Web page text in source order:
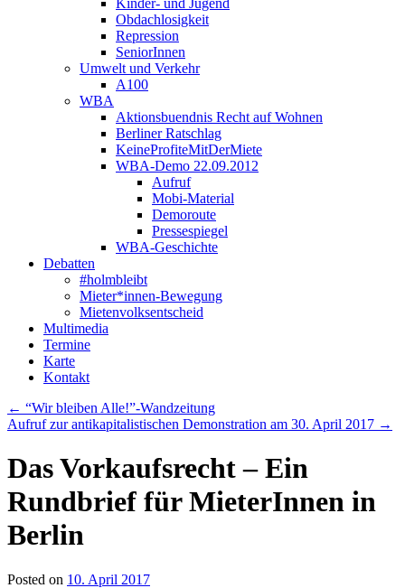
Kinder- und Jugend
Obdachlosigkeit
Repression
SeniorInnen
Umwelt und Verkehr
A100
WBA
Aktionsbuendnis Recht auf Wohnen
Berliner Ratschlag
KeineProfiteMitDerMiete
WBA-Demo 22.09.2012
Aufruf
Mobi-Material
Demoroute
Pressespiegel
WBA-Geschichte
Debatten
#holmbleibt
Mieter*innen-Bewegung
Mietenvolksentscheid
Multimedia
Termine
Karte
Kontakt
← “Wir bleiben Alle!”-Wandzeitung
Aufruf zur antikapitalistischen Demonstration am 30. April 2017 →
Das Vorkaufsrecht – Ein
Rundbrief für MieterInnen in
Berlin
Posted on 10. April 2017